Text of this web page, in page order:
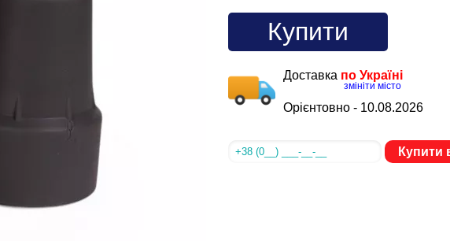
Купити
Доставка по Україні
змініти місто
Орієнтовно - 10.08.2026
Купити